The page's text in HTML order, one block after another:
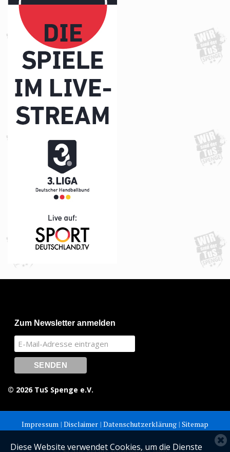
Diese Website verwendet Cookies, um die Dienste
Zum Newsletter anmelden
© 2026 TuS Spenge e.V.
Impressum | Disclaimer | Datenschutzerklärung | Sitemap
© Alle Rechte vorbehalten. 2026